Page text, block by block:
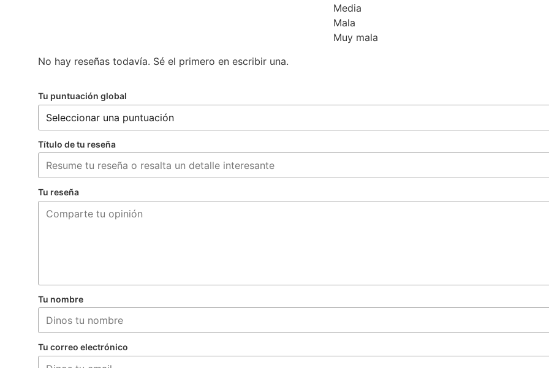
Media
Mala
Muy mala
No hay reseñas todavía. Sé el primero en escribir una.
Tu puntuación global
Título de tu reseña
Tu reseña
Tu nombre
Tu correo electrónico